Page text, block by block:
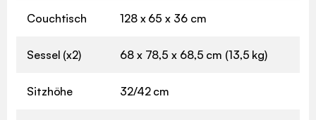
Couchtisch 128 x 65 x 36 cm
Sessel (x2) 68 x 78,5 x 68,5 cm (13,5 kg)
Sitzhöhe 32/42 cm